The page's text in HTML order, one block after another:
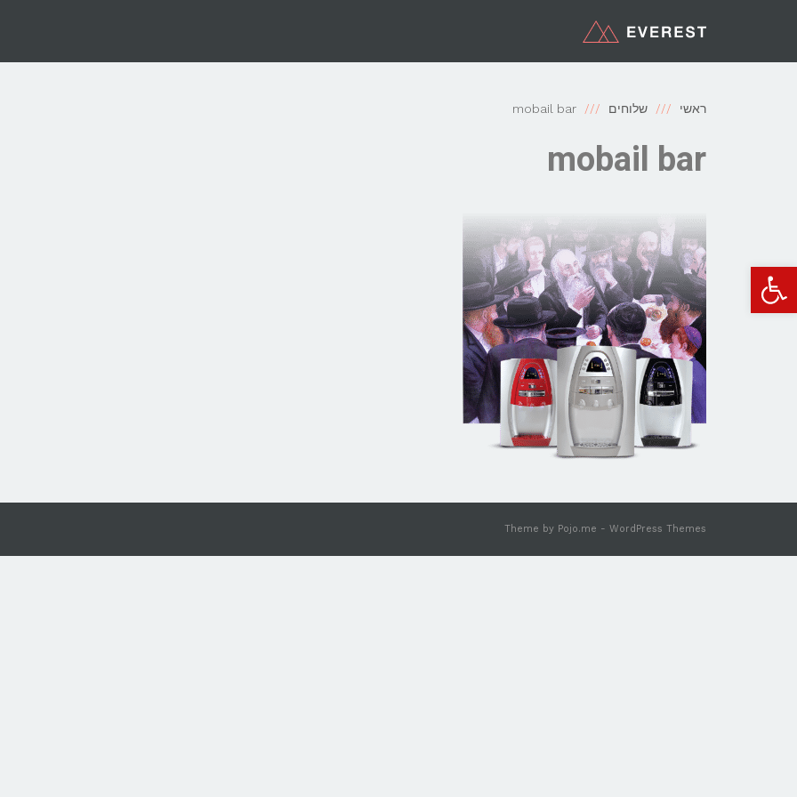
פתח סרגל נגישות
ראשי שלוחים mobail bar
mobail bar
Theme by Pojo.me - WordPress Themes